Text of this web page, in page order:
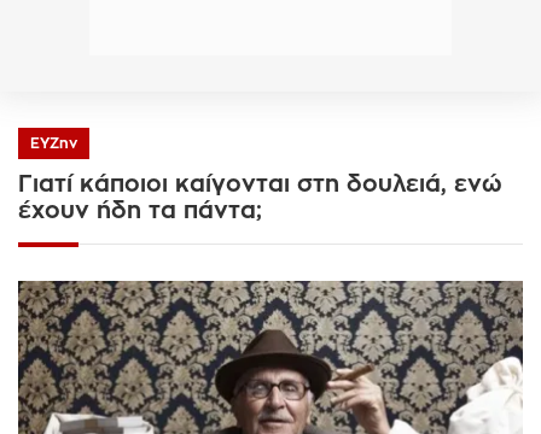
ΕΥΖην
Γιατί κάποιοι καίγονται στη δουλειά, ενώ
έχουν ήδη τα πάντα;